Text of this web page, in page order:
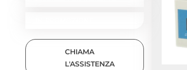
CHIAMA
L'ASSISTENZA